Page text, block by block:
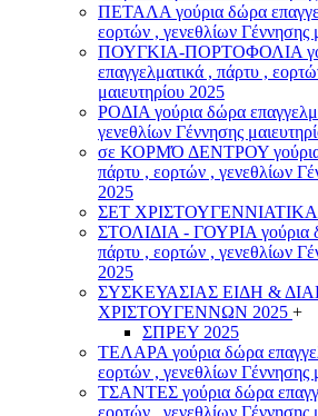
ΠΕΤΑΛΑ γούρια δώρα
εορτών , γενεθλίων Γέννησης
ΠΟΥΓΚΙΑ-ΠΟΡΤΟΦΟΛΙΑ
επαγγελματικά , πάρτυ ,
μαιευτηρίου 2025
ΡΟΔΙΑ γούρια δώρα
γενεθλίων Γέννησης
σε ΚΟΡΜΌ ΔΕΝΤΡΟΥ γούρια
πάρτυ , εορτών , γενεθλίων
2025
ΣΕΤ ΧΡΙΣΤΟΥΓΕΝΝΙΑΤΙΚΑ
ΣΤΟΛΙΔΙΑ - ΓΟΥΡΙΑ γούρια
πάρτυ , εορτών , γενεθλίων
2025
ΣΥΣΚΕΥΑΣΙΑΣ ΕΙΔΗ &
ΧΡΙΣΤΟΥΓΕΝΝΩΝ 2025 +
ΣΠΡΕΥ 2025
ΤΕΛΑΡΑ γούρια δώρα
εορτών , γενεθλίων Γέννησης
ΤΣΑΝΤΕΣ γούρια δώρα
εορτών , γενεθλίων Γέννησης